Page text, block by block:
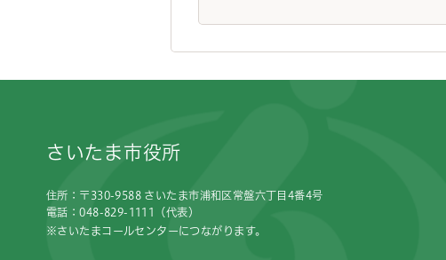
さいたま市役所
住所：〒330-9588 さいたま市浦和区常盤六丁目4番4号
電話：048-829-1111（代表）
※さいたまコールセンターにつながります。